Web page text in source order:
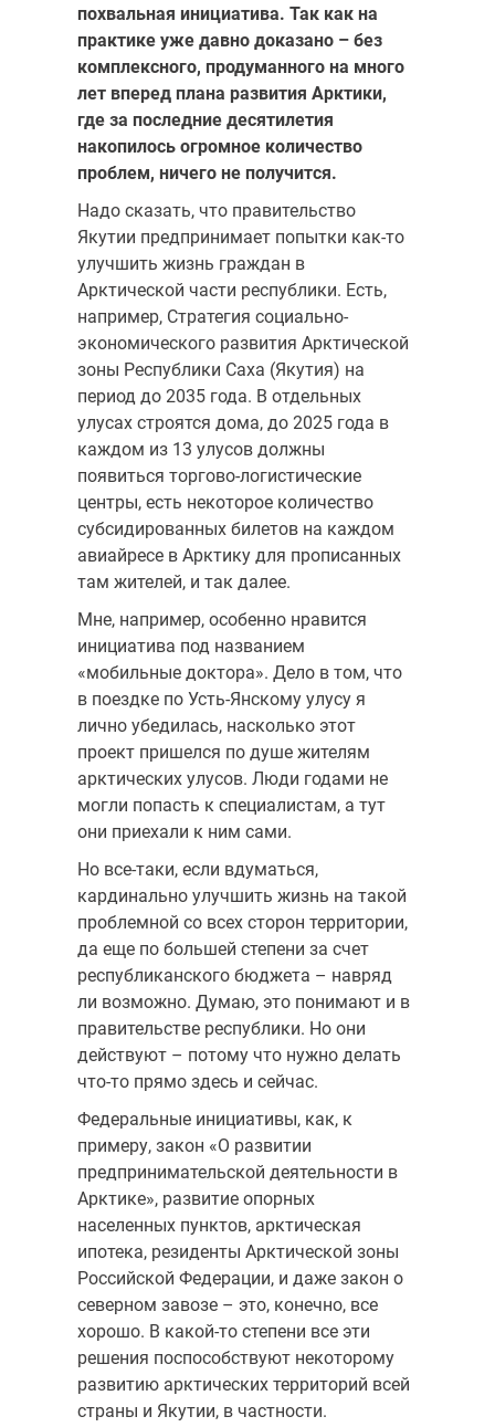
похвальная инициатива. Так как на
практике уже давно доказано – без
комплексного, продуманного на много
лет вперед плана развития Арктики,
где за последние десятилетия
накопилось огромное количество
проблем, ничего не получится.
Надо сказать, что правительство
Якутии предпринимает попытки как-то
улучшить жизнь граждан в
Арктической части республики. Есть,
например, Стратегия социально-
экономического развития Арктической
зоны Республики Саха (Якутия) на
период до 2035 года. В отдельных
улусах строятся дома, до 2025 года в
каждом из 13 улусов должны
появиться торгово-логистические
центры, есть некоторое количество
субсидированных билетов на каждом
авиайресе в Арктику для прописанных
там жителей, и так далее.
Мне, например, особенно нравится
инициатива под названием
«мобильные доктора». Дело в том, что
в поездке по Усть-Янскому улусу я
лично убедилась, насколько этот
проект пришелся по душе жителям
арктических улусов. Люди годами не
могли попасть к специалистам, а тут
они приехали к ним сами.
Но все-таки, если вдуматься,
кардинально улучшить жизнь на такой
проблемной со всех сторон территории,
да еще по большей степени за счет
республиканского бюджета – навряд
ли возможно. Думаю, это понимают и в
правительстве республики. Но они
действуют – потому что нужно делать
что-то прямо здесь и сейчас.
Федеральные инициативы, как, к
примеру, закон «О развитии
предпринимательской деятельности в
Арктике», развитие опорных
населенных пунктов, арктическая
ипотека, резиденты Арктической зоны
Российской Федерации, и даже закон о
северном завозе – это, конечно, все
хорошо. В какой-то степени все эти
решения поспособствуют некоторому
развитию арктических территорий всей
страны и Якутии, в частности.